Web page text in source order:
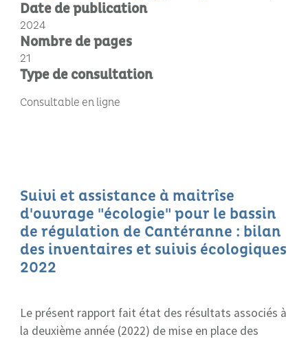
Date de publication
2024
Nombre de pages
21
Type de consultation
Consultable en ligne
Suivi et assistance à maitrîse
d'ouvrage "écologie" pour le bassin
de régulation de Cantéranne : bilan
des inventaires et suivis écologiques
2022
Le présent rapport fait état des résultats associés à
la deuxième année (2022) de mise en place des